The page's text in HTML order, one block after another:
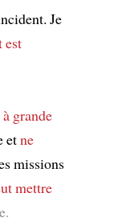
Je
est
grande
etne
missions
mettre